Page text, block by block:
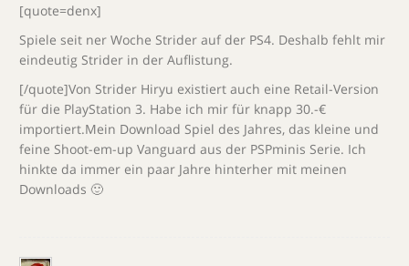
[quote=denx]
Spiele seit ner Woche Strider auf der PS4. Deshalb fehlt mir
eindeutig Strider in der Auflistung.
[/quote]Von Strider Hiryu existiert auch eine Retail-Version
für die PlayStation 3. Habe ich mir für knapp 30.-€
importiert.Mein Download Spiel des Jahres, das kleine und
feine Shoot-em-up Vanguard aus der PSPminis Serie. Ich
hinkte da immer ein paar Jahre hinterher mit meinen
Downloads 🙂